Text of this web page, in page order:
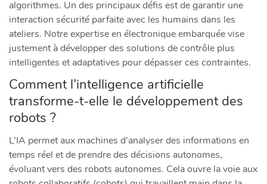
algorithmes. Un des principaux défis est de garantir une
interaction sécurité parfaite avec les humains dans les
ateliers. Notre expertise en électronique embarquée vise
justement à développer des solutions de contrôle plus
intelligentes et adaptatives pour dépasser ces contraintes.
Comment l’intelligence artificielle
transforme-t-elle le développement des
robots ?
L’IA permet aux machines d’analyser des informations en
temps réel et de prendre des décisions autonomes,
évoluant vers des robots autonomes. Cela ouvre la voie aux